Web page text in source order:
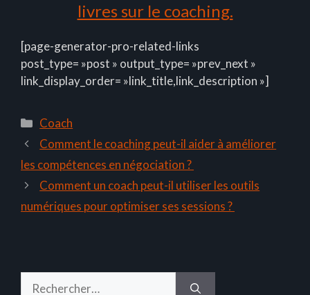
livres sur le coaching.
[page-generator-pro-related-links
post_type= »post » output_type= »prev_next »
link_display_order= »link_title,link_description »]
Catégories
Coach
Comment le coaching peut-il aider à améliorer
les compétences en négociation ?
Comment un coach peut-il utiliser les outils
numériques pour optimiser ses sessions ?